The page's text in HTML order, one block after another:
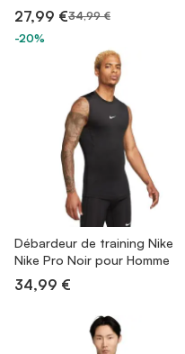
27,99 €34,99 €
-20%
Débardeur de training Nike
Nike Pro Noir pour Homme
34,99 €